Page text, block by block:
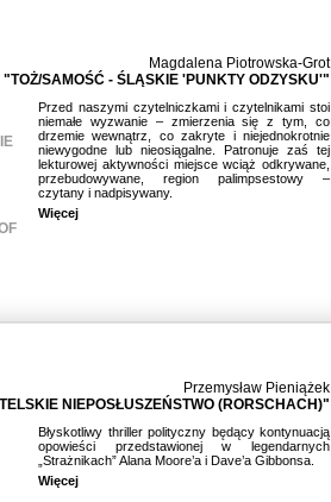
Magdalena Piotrowska-Grot
"TOŻ/SAMOŚĆ - ŚLĄSKIE 'PUNKTY ODZYSKU'"
Przed naszymi czytelniczkami i czytelnikami stoi
niemałe wyzwanie – zmierzenia się z tym, co
drzemie wewnątrz, co zakryte i niejednokrotnie
niewygodne lub nieosiągalne. Patronuje zaś tej
lekturowej aktywności miejsce wciąż odkrywane,
przebudowywane, region palimpsestowy –
czytany i nadpisywany.
Więcej
Przemysław Pieniążek
NIEPOSŁUSZEŃSTWO (RORSCHACH)"
Błyskotliwy thriller polityczny będący kontynuacją
opowieści przedstawionej w legendarnych
„Strażnikach” Alana Moore’a i Dave’a Gibbonsa.
Więcej